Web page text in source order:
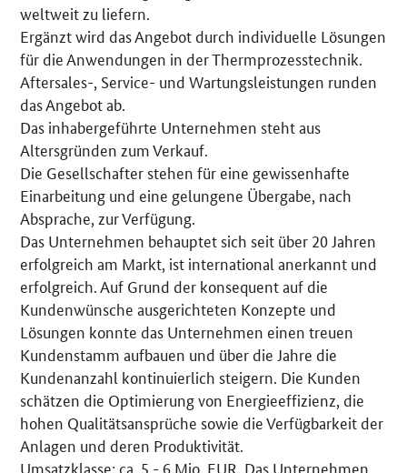
weltweit zu liefern.
Ergänzt wird das Angebot durch individuelle Lösungen
für die Anwendungen in der Thermprozesstechnik.
Aftersales-, Service- und Wartungsleistungen runden
das Angebot ab.
Das inhabergeführte Unternehmen steht aus
Altersgründen zum Verkauf.
Die Gesellschafter stehen für eine gewissenhafte
Einarbeitung und eine gelungene Übergabe, nach
Absprache, zur Verfügung.
Das Unternehmen behauptet sich seit über 20 Jahren
erfolgreich am Markt, ist international anerkannt und
erfolgreich. Auf Grund der konsequent auf die
Kundenwünsche ausgerichteten Konzepte und
Lösungen konnte das Unternehmen einen treuen
Kundenstamm aufbauen und über die Jahre die
Kundenanzahl kontinuierlich steigern. Die Kunden
schätzen die Optimierung von Energieeffizienz, die
hohen Qualitätsansprüche sowie die Verfügbarkeit der
Anlagen und deren Produktivität.
Umsatzklasse: ca. 5 - 6 Mio. EUR. Das Unternehmen